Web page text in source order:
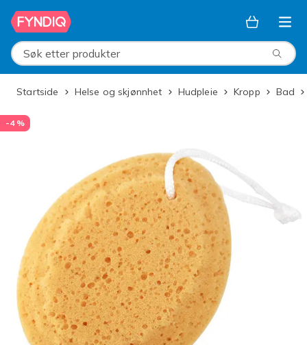
Hopp til hovedinnhold
Søk etter produkter
Startside Helse og skjønnhet Hudpleie Kropp Bad
-4 %